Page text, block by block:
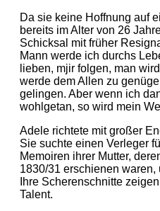
Da sie keine Hoffnung auf
bereits im Alter von 26
Schicksal mit früher
Mann werde ich durchs
lieben, mjir folgen, man
werde dem Allen zu
gelingen. Aber wenn ich
wohlgetan, so wird mein
Adele richtete mit großer
Sie suchte einen Verleger
Memoiren ihrer Mutter,
1830/31 erschienen waren,
Ihre Scherenschnitte
Talent.